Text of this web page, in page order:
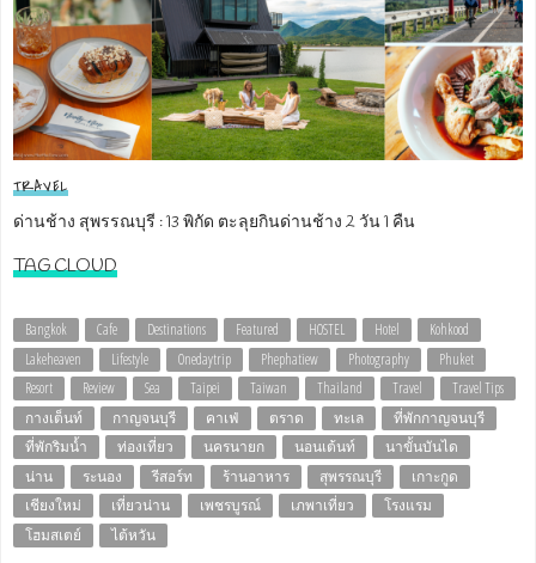
TRAVEL
ด่านช้าง สุพรรณบุรี : 13 พิกัด ตะลุยกินด่านช้าง 2 วัน 1 คืน
TAG CLOUD
Bangkok Cafe Destinations Featured HOSTEL Hotel
Kohkood
Lakeheaven
Lifestyle Onedaytrip Phephatiew Photography
Phuket
Resort
Review Sea Taipei Taiwan Thailand Travel
Travel Tips
กางเต็นท์
กาญจนบุรี คาเฟ่ ตราด ทะเล
ที่พักกาญจนบุรี
ที่พักริมน้ำ
ท่องเที่ยว นครนายก นอนเต้นท์
นาขั้นบันได
น่าน
ระนอง รีสอร์ท ร้านอาหาร สุพรรณบุรี
เกาะกูด
เชียงใหม่
เที่ยวน่าน เพชรบูรณ์ เภพาเที่ยว
โรงแรม
โฮมสเตย์
ไต้หวัน